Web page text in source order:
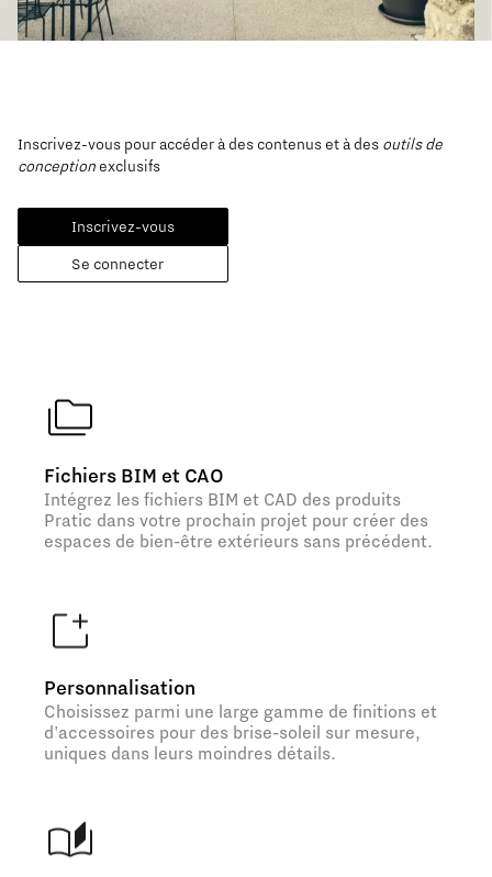
Inscrivez-vous pour accéder à des contenus et à des outils de
conceptionexclusifs
Inscrivez-vous
Se connecter
Fichiers BIM et CAO
Intégrez les fichiers BIM et CAD des produits
Pratic dans votre prochain projet pour créer des
espaces de bien-être extérieurs sans précédent.
Personnalisation
Choisissez parmi une large gamme de finitions et
d'accessoires pour des brise-soleil sur mesure,
uniques dans leurs moindres détails.